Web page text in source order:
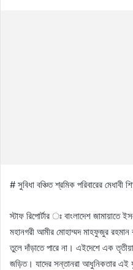
# সুবিধা বঞ্চিত শ্রমিক পরিবারের মেধাবী
স্টাফ রিপোর্টার ঃ বাংলাদেশ জামায়াতে
মহানগরী আমীর মোহাম্মদ মাহফুজুর রহমান
তুলে দাঁড়াতে পারে না। এইদেশে এক
জড়িত। যাদের সন্তানরা আধুনিকতার এই